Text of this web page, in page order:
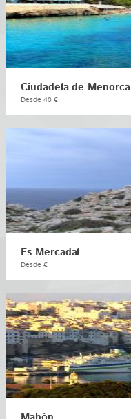
Ciudadela de Menorca
Desde 40 €
Es Mercadal
Desde €